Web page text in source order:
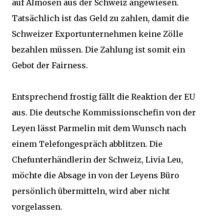
auf Almosen aus der Schweiz angewiesen.
Tatsächlich ist das Geld zu zahlen, damit die
Schweizer Exportunternehmen keine Zölle
bezahlen müssen. Die Zahlung ist somit ein
Gebot der Fairness.
Entsprechend frostig fällt die Reaktion der EU
aus. Die deutsche Kommissionschefin von der
Leyen lässt Parmelin mit dem Wunsch nach
einem Telefongespräch abblitzen. Die
Chefunterhändlerin der Schweiz, Livia Leu,
möchte die Absage in von der Leyens Büro
persönlich übermitteln, wird aber nicht
vorgelassen.